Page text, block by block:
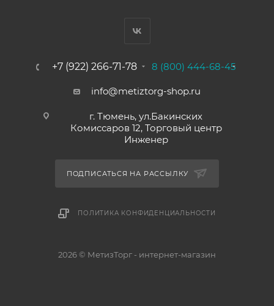
+7 (922) 266-71-78 8 (800) 444-68-45
info@metiztorg-shop.ru
г. Тюмень, ул.Бакинских
Комиссаров 12, Торговый центр
Инженер
ПОДПИСАТЬСЯ НА РАССЫЛКУ
ПОЛИТИКА КОНФИДЕНЦИАЛЬНОСТИ
2026 © МетизТорг - интернет-магазин